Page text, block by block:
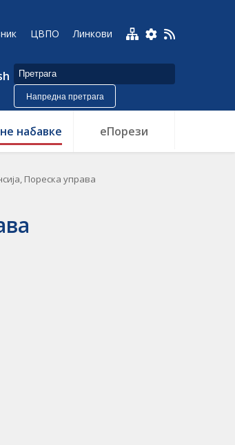
ЦВПО Линкови
Напредна претрага
набавке еПорези
Пореска управа